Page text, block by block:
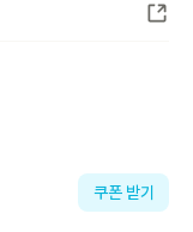
쿠폰 받기